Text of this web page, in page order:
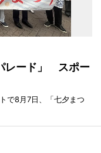
レード」 スポー
で8月7日、「七夕まつ